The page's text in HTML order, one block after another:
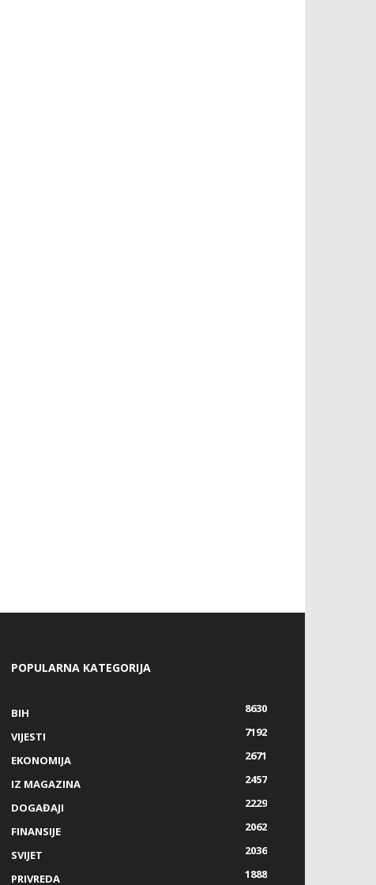
POPULARNA KATEGORIJA
BIH
8630
VIJESTI
7192
EKONOMIJA
2671
IZ MAGAZINA
2457
DOGAĐAJI
2229
FINANSIJE
2062
SVIJET
2036
PRIVREDA
1888